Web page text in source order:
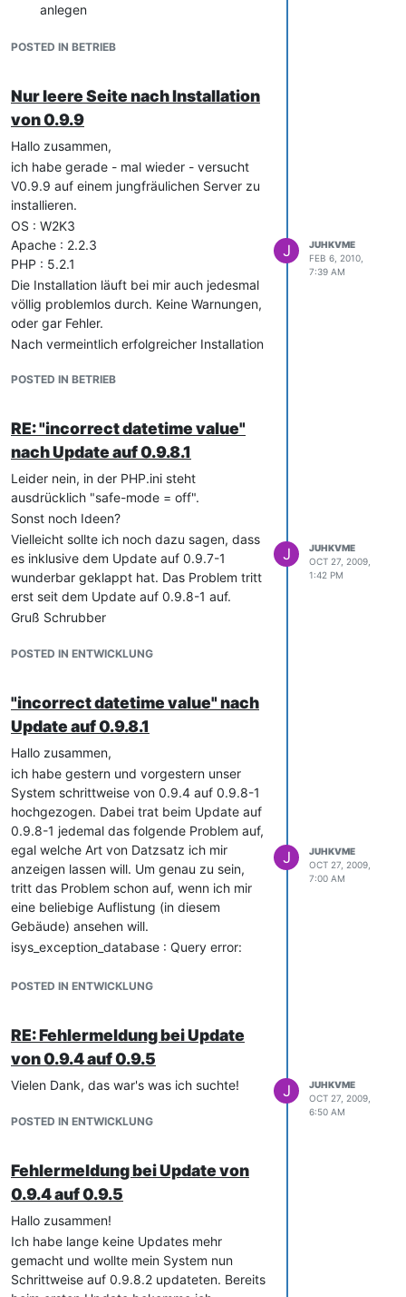
anlegen
unter dem Menü Lizenzen mit der
Client auswählen und Anwendung
zuordnen
In der aktuellen Version ist allerdings auf
der Seite auf der ich dem Client die
Anwendung zuordne nicht nur eine
Auswahl für die Anwendung, sondern
darunter auch eine Auswahl für die Lizenz.
Daraus ergeben sich bei mir folgende
Probleme :
Bei mir steht in der Lizenzauswahl
IMMER (auch beim Editieren eines
bestehenden Eintargs) die erse von
mir jemals angelegte Lizenz
Lasse ich die so stehen, wird die vom
Anwendung als weitere Lizenz
Wähle ich dort die passende Lizenz
(die ja eigentlich schon über die
Anwendung zugeordnet ist) wird
diese bei der Anwendung als weitere
Lizenz eingetragen
Lösche ich den Lizenzeintrag raus
und verknüpfe nur die Anwendung
teilt er die Lizenz machnchmal zu,
manchmal aber auch nicht.
Egal wie ich es mache, es scheint
Zufall zu sein, ob die - über
der Übersicht Lizenzen angezeigt
Da die Übersicht über die verwendeten
Lizenzen - vermutlich nicht nur für mich -
neben der Hardware-Doku einer der
zentralen Punkte im System ist, wäre ich
über ein paar erklärende Worte sehr
dankbar.
Der Wiki-Eintraghttp://doc.i-
doit.org/wiki/DE:Lizenzenzu dem Thema
müsste übrigens auch mal dringend
angepasst werden, da hier die zusätzliche
Auswahl der Lizenz bei der Software-
Zuweisung nicht enthalten ist.
Gruß Schrubber
POSTED IN BETRIEB
Nur leere Seite nach Installation
von 0.9.9
Hallo zusammen,
ich habe gerade - mal wieder - versucht
V0.9.9 auf einem jungfräulichen Server zu
installieren.
OS : W2K3
Apache : 2.2.3
PHP : 5.2.1
Die Installation läuft bei mir auch jedesmal
völlig problemlos durch. Keine Warnungen,
oder gar Fehler.
Nach vermeintlich erfolgreicher Installation
allerdings völlig leer ist.
es auch nicht liegen, da dieser mittlerweile
unter einem Domain-Admin Konto läuft.
Ich bin einfach nur völlig ratlos.
Stephan
POSTED IN BETRIEB
J
JUHKVME
FEB 6, 2010,
7:39 AM
RE: "incorrect datetime value"
nach Update auf 0.9.8.1
Leider nein, in der PHP.ini steht
ausdrücklich "safe-mode = off".
Sonst noch Ideen?
Vielleicht sollte ich noch dazu sagen, dass
es inklusive dem Update auf 0.9.7-1
wunderbar geklappt hat. Das Problem tritt
erst seit dem Update auf 0.9.8-1 auf.
Gruß Schrubber
POSTED IN ENTWICKLUNG
J
JUHKVME
OCT 27, 2009,
1:42 PM
"incorrect datetime value" nach
Update auf 0.9.8.1
Hallo zusammen,
ich habe gestern und vorgestern unser
System schrittweise von 0.9.4 auf 0.9.8-1
hochgezogen. Dabei trat beim Update auf
0.9.8-1 jedemal das folgende Problem auf,
egal welche Art von Datzsatz ich mir
anzeigen lassen will. Um genau zu sein,
tritt das Problem schon auf, wenn ich mir
eine beliebige Auflistung (in diesem
Gebäude) ansehen will.
isys_exception_database : Query error:
tempObjList_lkbtj4mgn1t4r5b2b8bpnb6th1
NULL, '', '0', '2', 'SYSID_1210414343', '', '', '',
'4', '4', '4', '4', '4', '4', '4', '4', '4', '4', '4', '4', '4',
'4', '4', '4', '4', '4', '4', '4', '4', '3', '4', NULL, '4',
NULL, '3', '4', '4', NULL, 'ME01 -
Priorit�t', NULL, '', '2', '2', '0', NULL, NULL,
NULL, NULL, NULL, '', NULL, '', '', '', NULL,
NULL, NULL, NULL, NULL, NULL, NULL,
NULL, '', '', '', NULL, NULL, NULL, NULL, '',
NULL, '', NULL, NULL, '', '', NULL, NULL,
NULL, '', '', NULL, '', '', '', NULL, NULL, '4',
'ME01 - Kreisgesch�ftsstelle',
POSTED IN ENTWICKLUNG
J
JUHKVME
OCT 27, 2009,
7:00 AM
RE: Fehlermeldung bei Update
von 0.9.4 auf 0.9.5
Vielen Dank, das war's was ich suchte!
POSTED IN ENTWICKLUNG
J
JUHKVME
OCT 27, 2009,
6:50 AM
Fehlermeldung bei Update von
0.9.4 auf 0.9.5
Hallo zusammen!
Ich habe lange keine Updates mehr
gemacht und wollte mein System nun
Schrittweise auf 0.9.8.2 updateten. Bereits